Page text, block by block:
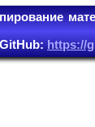
https://